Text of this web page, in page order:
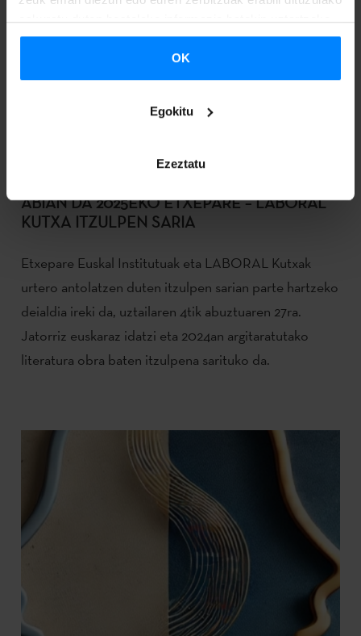
eskuratu duten bestelako informazio batekin uztartzeko.
OK
Egokitu
Ezeztatu
ABIAN DA 2025EKO ETXEPARE – LABORAL
KUTXA ITZULPEN SARIA
Etxepare Euskal Institutuak eta LABORAL Kutxak
urtero antolatzen duten itzulpen sarian parte hartzeko
deialdia ireki da, uztailaren 4tik abuztuaren 27ra.
Jatorriz euskaraz idatzi eta 2024an argitaratutako
literatura obra baten itzulpena sarituko da.